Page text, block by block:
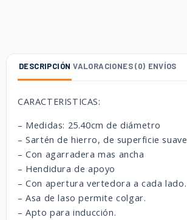
DESCRIPCIÓN VALORACIONES (0) ENVÍOS
CARACTERISTICAS:
– Medidas: 25.40cm de diámetro
– Sartén de hierro, de superficie suave
– Con agarradera mas ancha
– Hendidura de apoyo
– Con apertura vertedora a cada lado.
– Asa de laso permite colgar.
– Apto para inducción.